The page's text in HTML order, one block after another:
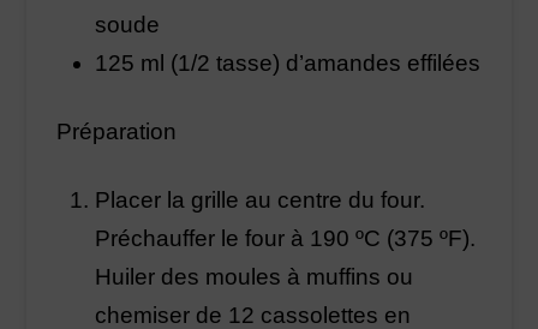
soude
125 ml (1/2 tasse) d’amandes effilées
Préparation
Placer la grille au centre du four.
Préchauffer le four à 190 ºC (375 ºF).
Huiler des moules à muffins ou
chemiser de 12 cassolettes en